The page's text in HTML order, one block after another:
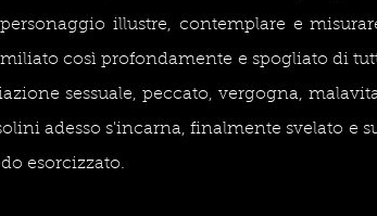
illustre, contemplare e
così profondamente e spogliato di
sessuale, peccato, vergogna,
adesso s'incarna, finalmente svelato e
esorcizzato.